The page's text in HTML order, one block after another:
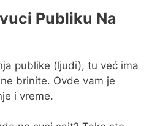
Publiku Na
publike (ljudi), tu već ima
brinite. Ovde vam je
i vreme.